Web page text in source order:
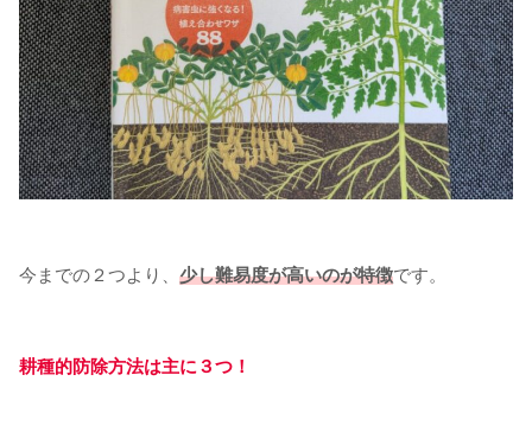
今までの２つより、 少し難易度が高いのが特徴です。
耕種的防除方法は主に３つ！